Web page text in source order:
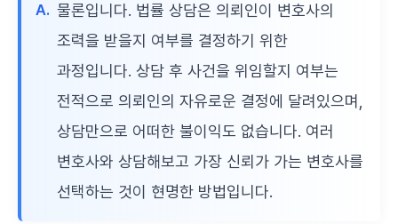
A. 물론입니다. 법률 상담은 의뢰인이 변호사의
조력을 받을지 여부를 결정하기 위한
과정입니다. 상담 후 사건을 위임할지 여부는
전적으로 의뢰인의 자유로운 결정에 달려있으며,
상담만으로 어떠한 불이익도 없습니다. 여러
변호사와 상담해보고 가장 신뢰가 가는 변호사를
선택하는 것이 현명한 방법입니다.